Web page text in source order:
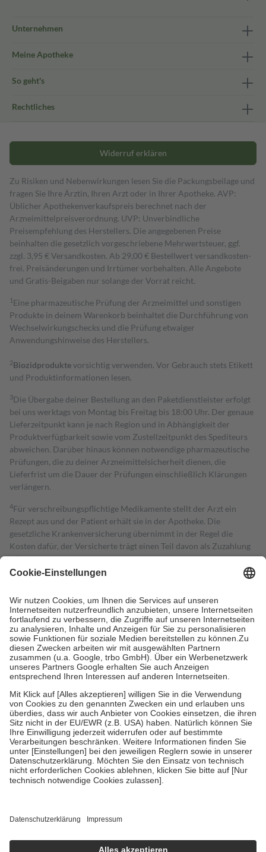
Unternehmen
Meine Apotheke
So geht's
Rechtliches
Widerruf erklären
Zu Risiken und Nebenwirkungen lesen Sie die Packungsbeilage und
fragen Sie Ihre Ärztin, Ihren Arzt oder in Ihrer Apotheke. AVP:
Üblicher Apothekenverkaufspreis berechnet nach der
Arzneimittelpreisverordnung. UVP: Unverbindliche
Preisempfehlung des Herstellers. Die angegebenen Preise
beinhalten die gesetzlich vorgeschriebene Mehrwertsteuer, ggf.
zzgl. 3,95 € Versandkosten. Ab 29,00 € Bestell­wert versand­kosten­
frei. Preisänderungen und Irrtümer vorbehalten. Alle Angebote
und Gratis-Beigaben nur solange der Vorrat reicht.
1 Eine pharmazeutische Prüfung der Arzneimittel und sonstigen
Produkte in deinem Warenkorb beinhaltet die Durchführung von
Wechselwirkungschecks und die Prüfung etwaiger
Anwendungshinweise des Herstellers.
2Biozidproduktevorsichtig verwenden. Vor Gebrauch stets Etikett
und Produktinformationen lesen.
3Die Übergabe deiner Bestellung an den Paketdienstleister erfolgt
bei uns werktags von Montag bis Freitag bis 18:00 Uhr. Der genaue
Lieferzeitpunkt kann je nach Region und in Abhängigkeit der
Produktverfügbarkeit sowie vom Zustellzeitpunkt des Spediteurs
abweichen. Darüber hinaus können notwendige pharmazeutische
Prüfungen, die zu deiner Arzneimittelsicherheit dienen, die
Lieferfrist um die Dauer der Prüfungen einschließlich Klärungen
verlängern.
4Für verschreibungspflichtige Medikamente stellt der Arzt ein
Rezept aus und der Patient erhält sie in der Apotheke. Die
gesetzliche Krankenversicherung übernimmt in der Regel die
Kosten dafür, der Versicherte trägt einen Teil davon als Zuzahlung
mit.
Grundsätzlich leisten Mitglieder Zuzahlungen in Höhe von zehn
höchstens zehn Euro.
Es sind jedoch nie mehr als die tatsächlichen
Kosten der Leistung zu entrichten.
Diese Regeln gelten grundsätzlich auch für Online-Apotheken.
Bei Heilmitteln und häuslicher Krankenpflege beträgt die
Zuzahlung zehn Prozent der Kosten sowie zehn Euro je
Verordnung.
Um das Engagement der Versicherten für ihre eigene Gesundheit zu
stärken und die besondere Stellung der Familie zu unterstützen,
fallenkeine Zuzahlungenan bei:
• Kindern und Jugendlichen bis zum vollendeten 18. Lebensjahr
mit Ausnahme der Fahrkosten
• Untersuchungen zur Vorsorge und Früherkennung, die von der
GKV getragen werden
• empfohlenen Schutzimpfungen
• Harn- und Blutteststreifen
getroffen, um sicherzustellen, dass es sich um echte Bewertungen
https://help.etrusted.com/hc/de/articles/4419944605341